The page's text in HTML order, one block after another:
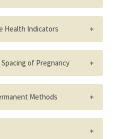
rate
rates
in women
Health Indicators
of reproductive health
monitoring
Risk Index
of Pregnancy
provincial, or district
or guidelines,
recommendations
HTSP who can state the
Methods
are explicitly
RH or FP policies